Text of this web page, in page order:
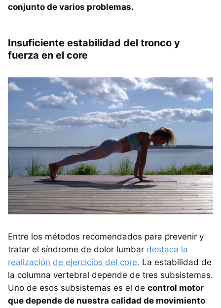
conjunto de varios problemas.
Insuficiente estabilidad del tronco y
fuerza en el core
Entre los métodos recomendados para prevenir y
tratar el síndrome de dolor lumbar destaca la
realización de ejercicios del core. La estabilidad de
la columna vertebral depende de tres subsistemas.
Uno de esos subsistemas es el de control motor
que depende de nuestra calidad de movimiento